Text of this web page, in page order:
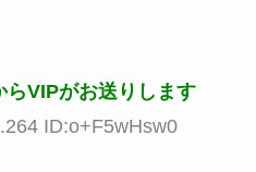
らVIPがお送りします
ID:o+F5wHsw0